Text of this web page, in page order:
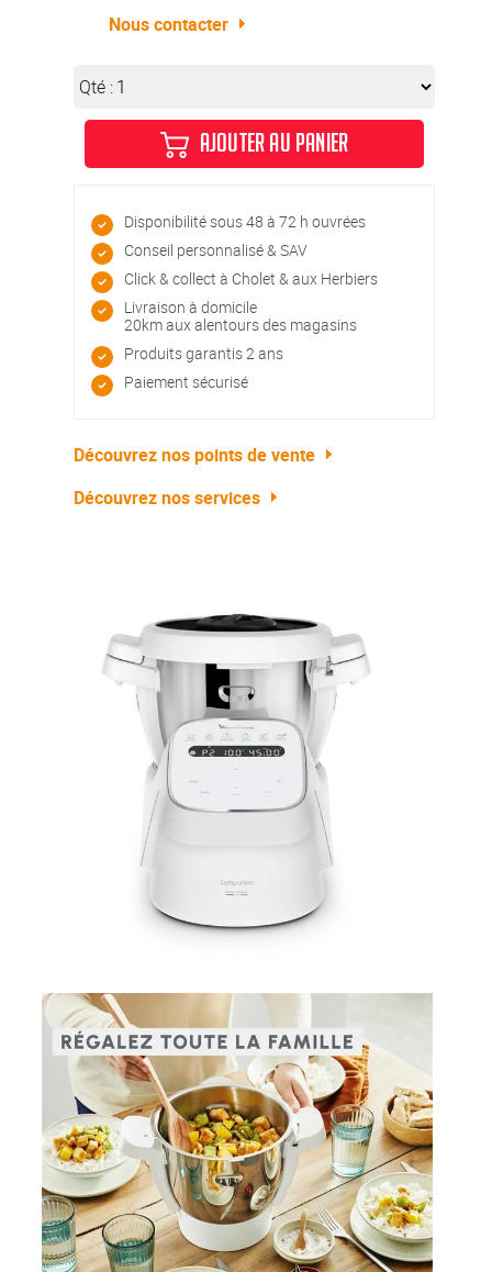
Nous contacter
Qté :
AJOUTER AU PANIER
Disponibilité sous 48 à 72 h ouvrées
Conseil personnalisé & SAV
Click & collect à Cholet & aux Herbiers
Livraison à domicile
20km aux alentours des magasins
Produits garantis 2 ans
Paiement sécurisé
Découvrez nos points de vente
Découvrez nos services